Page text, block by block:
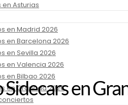
en Asturias
en Madrid 2026
en Barcelona 2026
en Sevilla 2026
en Valencia 2026
en Bilbao 2026
en Granada 2026
en